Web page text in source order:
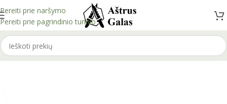
Pereiti prie naršymo
Pereiti prie pagrindinio turinio